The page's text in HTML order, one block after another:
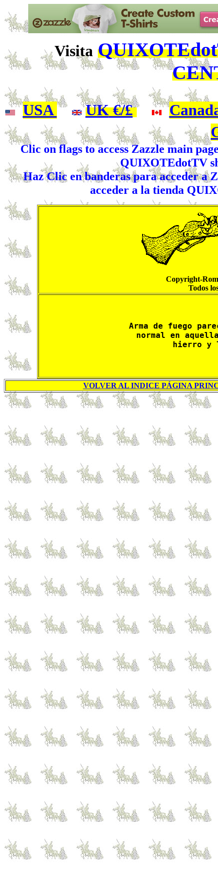
Visita
USA| UK€/£ |
Clic on flags to access Zazzle main
QUIXOTEdotTV
Haz Clic en banderas para acceder a
acceder a la tienda
Copyright-
Todos
Arma de fuego
normal en
hierro y
VOLVER AL INDICE PÁGINA